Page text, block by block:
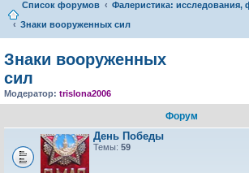
Список форумов
Фалеристика: исследования,
Знаки вооруженных сил
Знаки вооруженных
сил
Модератор: trislona2006
Форум
День Победы
Темы: 59